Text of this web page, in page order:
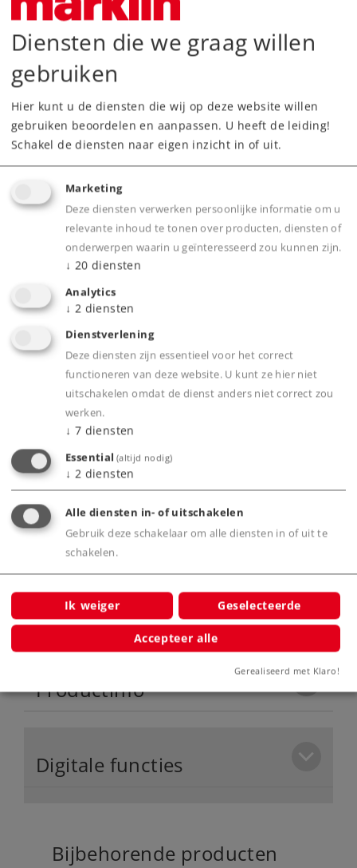
Highlights
Volledig nieuw ontworpen, zeer gedetailleerd
metalen model.
Voor het eerst kunnen alle vier pantografen
individueel digitaal op- en neer bewogen
worden.
Veel los gemonteerde detailonderdelen.
Schijnwerper en verlichting in de
machinistencabine digitaal te bedienen.
Met apart bedienbare rangeerseinen en
speciale seinbeelden voor Nederland, België,
Zwitserland en Italië.
Met aangedreven ventilatoren op het dak.
Zeer gedetailleerd uitgevoerd dak.
Digitale mfx+ decoder met uitgebreide
bedrijfs- en geluidsfuncties.
Bufferhoogte volgens NEM.
Met buffercondensator voor het overbruggen
van korte stroomloze railsecties.
Product
Productinfo
Digitale functies
Bijbehorende producten
Diensten die we graag willen
gebruiken
Hier kunt u de diensten die wij op deze website willen
gebruiken beoordelen en aanpassen. U heeft de leiding!
Schakel de diensten naar eigen inzicht in of uit.
Marketing
Deze diensten verwerken persoonlijke informatie om u
relevante inhoud te tonen over producten, diensten of
onderwerpen waarin u geïnteresseerd zou kunnen zijn.
↓ 20 diensten
Analytics
↓ 2 diensten
Dienstverlening
Deze diensten zijn essentieel voor het correct
functioneren van deze website. U kunt ze hier niet
uitschakelen omdat de dienst anders niet correct zou
werken.
↓ 7 diensten
Essential (altijd nodig)
↓ 2 diensten
Alle diensten in- of uitschakelen
Gebruik deze schakelaar om alle diensten in of uit te
schakelen.
Ik weiger Geselecteerde
Accepteer alle
Gerealiseerd met Klaro!